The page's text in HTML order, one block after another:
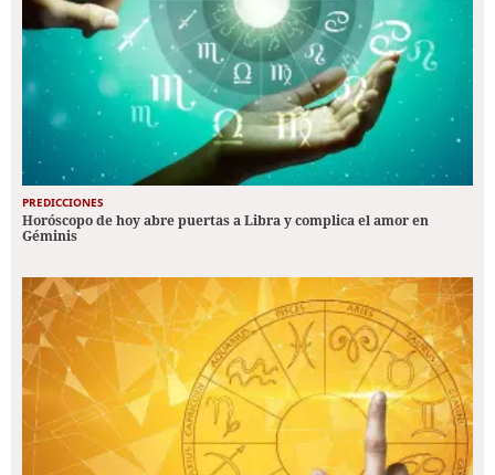
PREDICCIONES
Horóscopo de hoy abre puertas a Libra y complica el amor en
Géminis